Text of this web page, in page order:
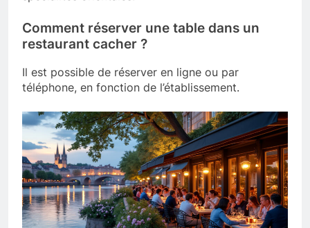
Comment réserver une table dans un
restaurant cacher ?
Il est possible de réserver en ligne ou par
téléphone, en fonction de l’établissement.